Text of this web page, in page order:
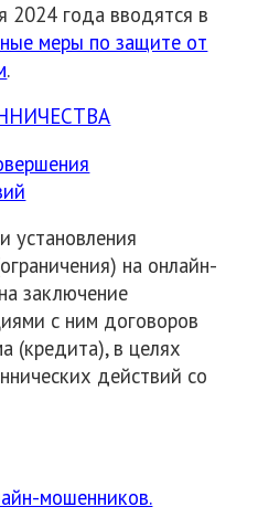
года вводятся в
меры по защите от
.
установления
на онлайн-
заключение
с ним договоров
(кредита), в целях
действий со
мошенников.